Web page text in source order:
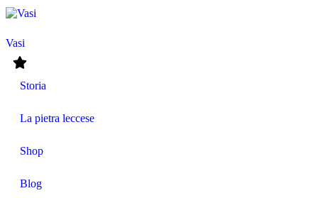
Vasi
Storia
La pietra leccese
Shop
Blog